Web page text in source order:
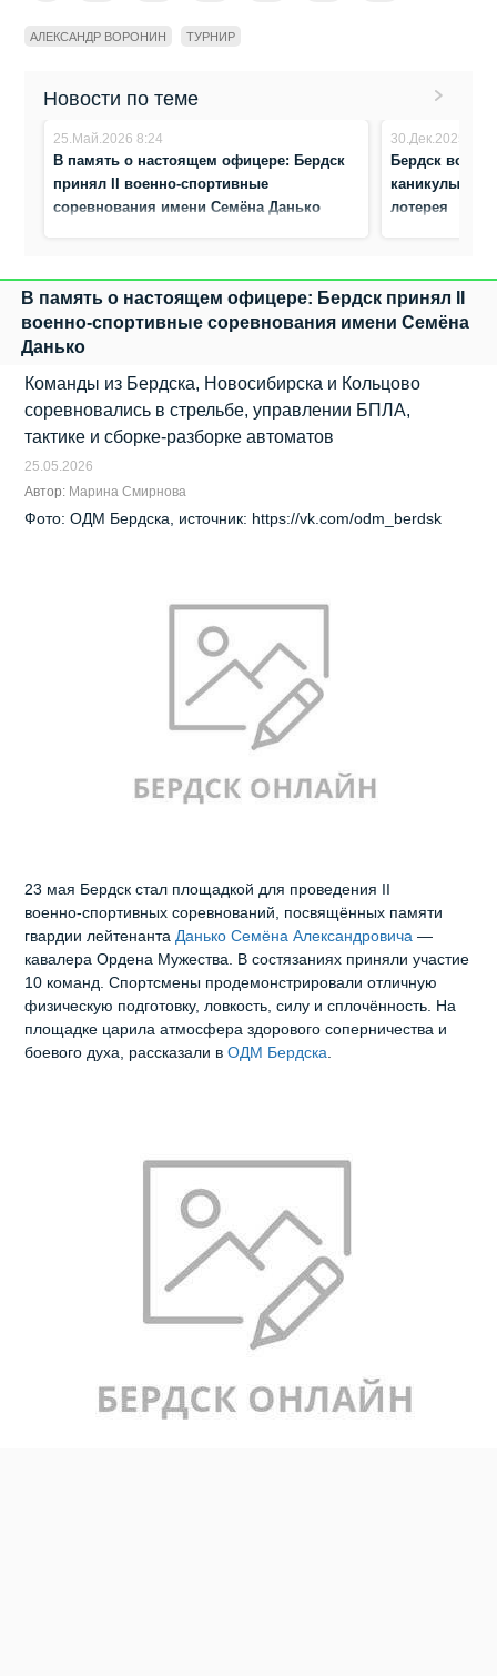
АЛЕКСАНДР ВОРОНИН ТУРНИР
Новости по теме
25.Май.2026 8:24
В память о настоящем офицере: Бердск
принял II военно‑спортивные
соревнования имени Семёна Данько
30.Дек.2025
Бердск
каникулы —
лотерея
В память о настоящем офицере: Бердск принял II
военно‑спортивные соревнования имени Семёна
Данько
Команды из Бердска, Новосибирска и Кольцово
соревновались в стрельбе, управлении БПЛА,
тактике и сборке‑разборке автоматов
25.05.2026
Автор: Марина Смирнова
Фото: ОДМ Бердска, источник: https://vk.com/odm_berdsk
23 мая Бердск стал площадкой для проведения II
военно‑спортивных соревнований, посвящённых памяти
гвардии лейтенантаДанько Семёна Александровича —
кавалера Ордена Мужества. В состязаниях приняли участие
10 команд. Спортсмены продемонстрировали отличную
физическую подготовку, ловкость, силу и сплочённость. На
площадке царила атмосфера здорового соперничества и
боевого духа, рассказали вОДМ Бердска.